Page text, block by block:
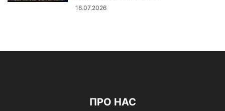
16.07.2026
ПРО НАС